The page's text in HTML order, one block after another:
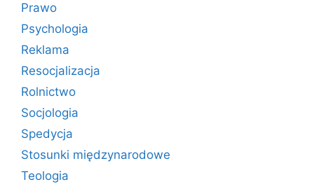
Prawo
Psychologia
Reklama
Resocjalizacja
Rolnictwo
Socjologia
Spedycja
Stosunki międzynarodowe
Teologia